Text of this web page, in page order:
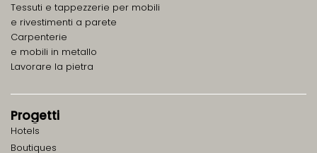
Tessuti e tappezzerie per mobili
e rivestimenti a parete
Carpenterie
e mobili in metallo
Lavorare la pietra
Progetti
Hotels
Boutiques